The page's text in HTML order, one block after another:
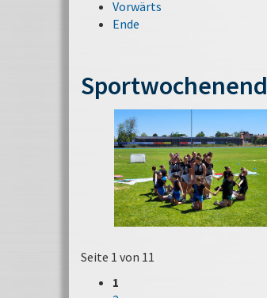
Vorwärts
Ende
Seite 1 von 11
1